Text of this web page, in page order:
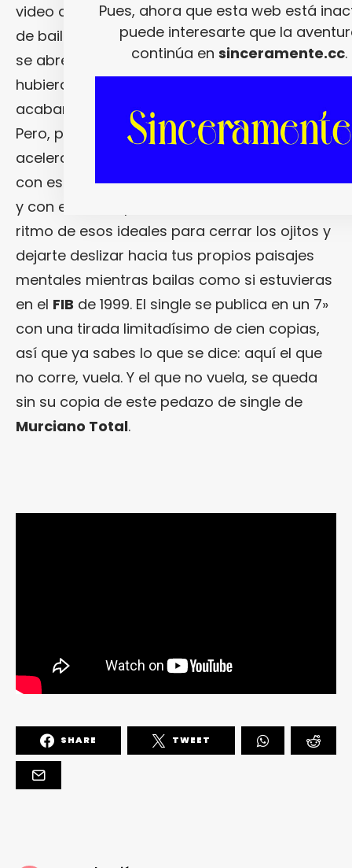
video que eleva « La Parranda» al nivel de oda
de baile guitarrero. Nos explicamos: el tema
se abre como siLos Planetasnunca
hubieran abandonado el pop pero lo
acabaran practicando en una versión lo fi…
Pero, pronto, «
La Parranda» pisa el
acelerador y no tardas en perderla de vista,
con esas guitarras más grandes que la vida
y con ese beat percutiente marcando un
ritmo de esos ideales para cerrar los ojitos y
dejarte deslizar hacia tus propios paisajes
mentales mientras bailas como si estuvieras
en el FIB de 1999. El single se publica en un 7»
con una tirada limitadísimo de cien copias,
así que ya sabes lo que se dice: aquí el que
no corre, vuela. Y el que no vuela, se queda
sin su copia de este pedazo de single de
Murciano Total.
SHARE TWEET
Pues, ahora que esta web está
puede interesarte que la
continúa en sinceramente.cc.